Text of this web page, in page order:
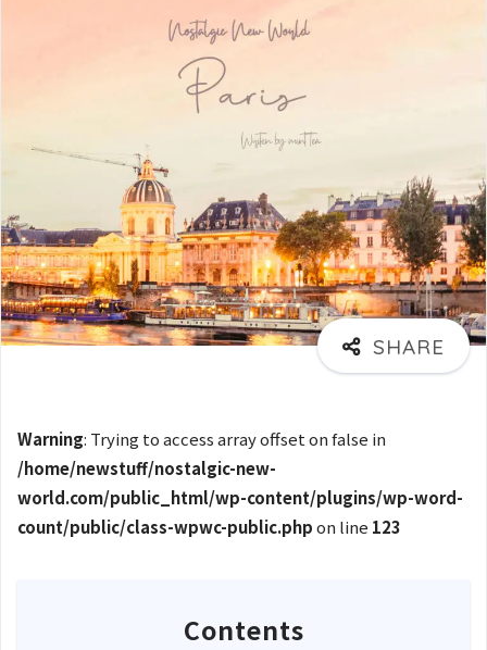
Warning: Trying to access array offset on false in
/home/newstuff/nostalgic-new-
world.com/public_html/wp-content/plugins/wp-word-
count/public/class-wpwc-public.phpon line 123
Contents